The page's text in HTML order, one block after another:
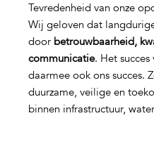
Tevredenheid van onze
Wij geloven dat
door betrouwbaarheid,
communicatie. Het
daarmee ook ons succes.
duurzame, veilige en
binnen infrastructuur,